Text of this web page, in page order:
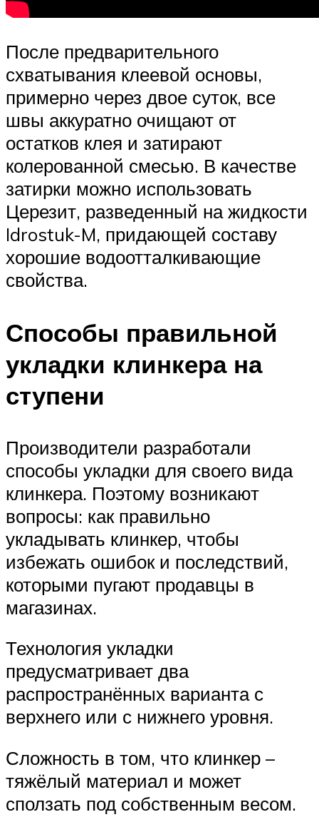
После предварительного
схватывания клеевой основы,
примерно через двое суток, все
швы аккуратно очищают от
остатков клея и затирают
колерованной смесью. В качестве
затирки можно использовать
Церезит, разведенный на жидкости
Idrostuk-M, придающей составу
хорошие водоотталкивающие
свойства.
Способы правильной
укладки клинкера на
ступени
Производители разработали
способы укладки для своего вида
клинкера. Поэтому возникают
вопросы: как правильно
укладывать клинкер, чтобы
избежать ошибок и последствий,
которыми пугают продавцы в
магазинах.
Технология укладки
предусматривает два
распространённых варианта с
верхнего или с нижнего уровня.
Сложность в том, что клинкер –
тяжёлый материал и может
сползать под собственным весом.